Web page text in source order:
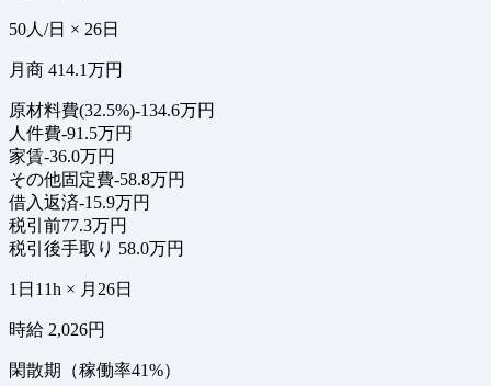
50人/日 × 26日
月商 414.1万円
原材料費(32.5%)-134.6万円
人件費-91.5万円
家賃-36.0万円
その他固定費-58.8万円
借入返済-15.9万円
税引前77.3万円
税引後手取り 58.0万円
1日11h × 月26日
時給 2,026円
閑散期（稼働率41%）